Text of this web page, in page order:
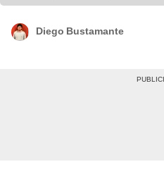
YouTube
Diego Bustamante